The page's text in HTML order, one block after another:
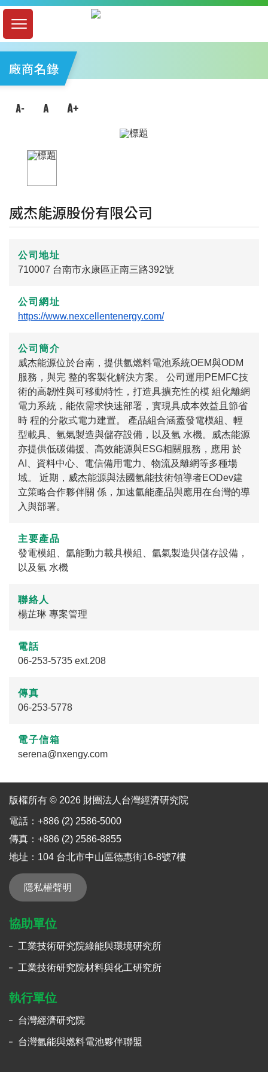
廠商名錄
威杰能源股份有限公司
公司地址
710007 台南市永康區正南三路392號
公司網址
https://www.nexcellentenergy.com/
公司簡介
威杰能源位於台南，提供氫燃料電池系統OEM與ODM
服務，與完 整的客製化解決方案。 公司運用PEMFC技
術的高韌性與可移動特性，打造具擴充性的模 組化離網
電力系統，能依需求快速部署，實現具成本效益且節省
時 程的分散式電力建置。 產品組合涵蓋發電模組、輕
型載具、氫氣製造與儲存設備，以及氫 水機。威杰能源
亦提供低碳備援、高效能源與ESG相關服務，應用 於
AI、資料中心、電信備用電力、物流及離網等多種場
域。 近期，威杰能源與法國氫能技術領導者EODev建
立策略合作夥伴關 係，加速氫能產品與應用在台灣的導
入與部署。
主要產品
發電模組、氫能動力載具模組、氫氣製造與儲存設備，
以及氫 水機
聯絡人
楊芷琳 專案管理
電話
06-253-5735 ext.208
傳真
06-253-5778
電子信箱
serena@nxengy.com
版權所有 © 2026 財團法人台灣經濟研究院
電話：+886 (2) 2586-5000
傳真：+886 (2) 2586-8855
地址：104 台北市中山區德惠街16-8號7樓
隱私權聲明
協助單位
工業技術研究院綠能與環境研究所
工業技術研究院材料與化工研究所
執行單位
台灣經濟研究院
台灣氫能與燃料電池夥伴聯盟